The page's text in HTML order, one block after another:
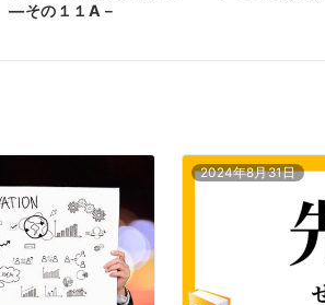
―その１１A－
2024年8月31日